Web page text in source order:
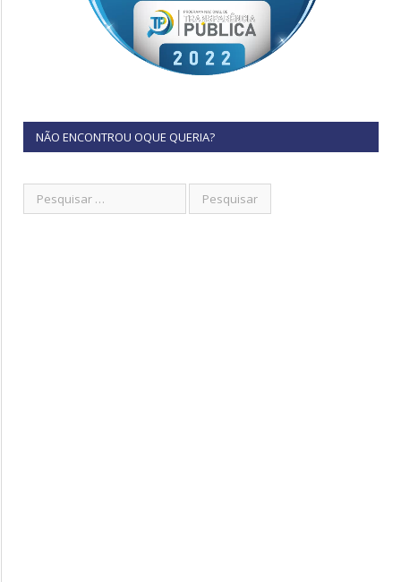
NÃO ENCONTROU OQUE QUERIA?